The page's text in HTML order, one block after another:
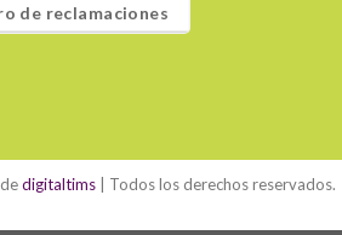
de reclamaciones
digitaltims | Todos los derechos reservados.